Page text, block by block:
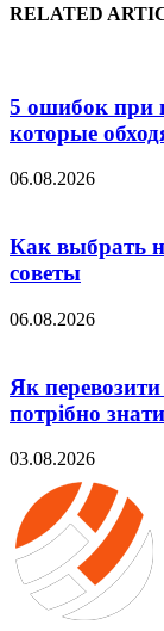
RELATED
5 ошибок при
которые
06.08.2026
Как выбрать
советы
06.08.2026
Як
потрібно знати
03.08.2026